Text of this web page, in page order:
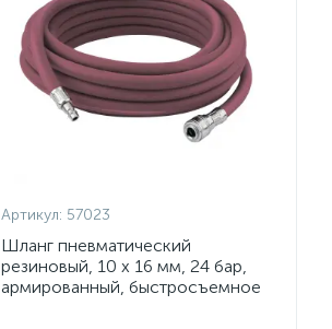
Артикул: 57023
Шланг пневматический
резиновый, 10 x 16 мм, 24 бар,
армированный, быстросъемное